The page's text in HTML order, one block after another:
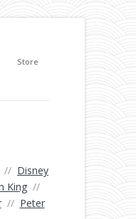
Store
// Disney
King //
// Peter